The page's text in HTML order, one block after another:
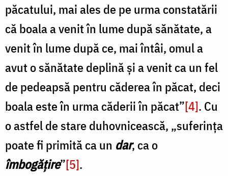
păcatului, mai ales de pe urma constatării
că boala a venit în lume după sănătate, a
venit în lume după ce, mai întâi, omul a
avut o sănătate deplină și a venit ca un fel
de pedeapsă pentru căderea în păcat, deci
boala este în urma căderii în păcat”[4]. Cu
o astfel de stare duhovnicească, „suferința
poate fi primită ca un dar, ca o
îmbogățire”[5].